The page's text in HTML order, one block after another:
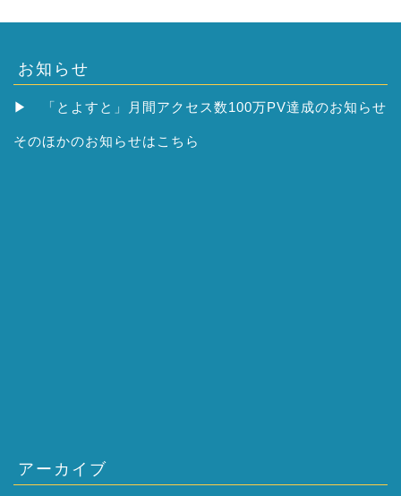
お知らせ
▶ 「とよすと」月間アクセス数100万PV達成のお知らせ
そのほかのお知らせはこちら
アーカイブ